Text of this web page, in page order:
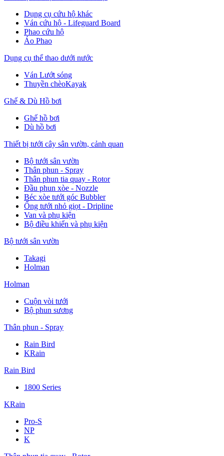
Dụng cụ cứu hộ khác
Ván cứu hộ - Lifeguard Board
Phao cứu hộ
Áo Phao
Dụng cụ thể thao dưới nước
Ván Lướt sóng
Thuyền chèoKayak
Ghế & Dù Hồ bơi
Ghế hồ bơi
Dù hồ bơi
Thiết bị tưới cây sân vườn, cảnh quan
Bộ tưới sân vườn
Thân phun - Spray
Thân phun tia quay - Rotor
Đầu phun xòe - Nozzle
Béc xòe tưới góc Bubbler
Ống tưới nhỏ giọt - Dripline
Van và phụ kiện
Bộ điều khiển và phụ kiện
Bộ tưới sân vườn
Takagi
Holman
Holman
Cuộn vòi tưới
Bộ phun sương
Thân phun - Spray
Rain Bird
KRain
Rain Bird
1800 Series
KRain
Pro-S
NP
K